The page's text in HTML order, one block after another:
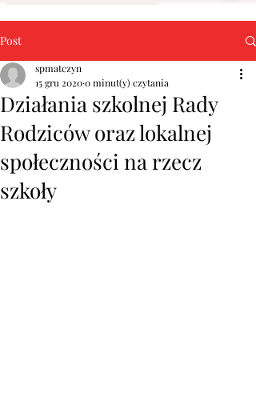
Post
Działania szkolnej Rady
Rodziców oraz lokalnej
społeczności na rzecz
szkoły
spmatczyn
15 gru 20200 minut(y) czytania